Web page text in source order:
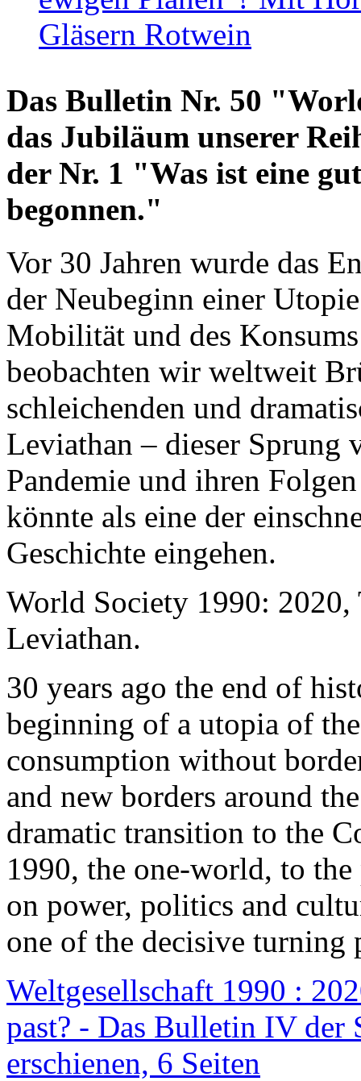
Gläsern Rotwein
Das Bulletin Nr. 50
das Jubiläum unserer
der Nr. 1 "Was ist eine
begonnen."
Vor 30 Jahren wurde das
der Neubeginn einer
Mobilität und des
beobachten wir weltweit
schleichenden und
Leviathan – dieser Sprung
Pandemie und ihren
könnte als eine der
Geschichte eingehen.
World Society 1990: 2020,
Leviathan.
30 years ago the end of
beginning of a utopia of
consumption without
and new borders around
dramatic transition to the
1990, the one-world, to the
on power, politics and
one of the decisive turning
Weltgesellschaft 1990 :
past? - Das Bulletin IV der
erschienen, 6 Seiten